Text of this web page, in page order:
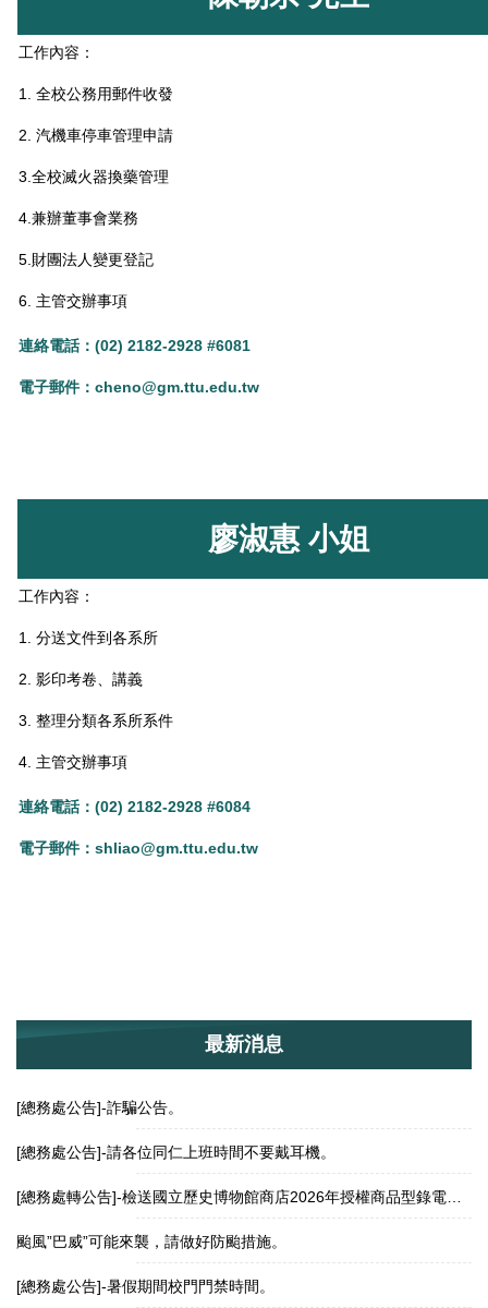
工作內容：
1. 全校公務用郵件收發
2. 汽機車停車管理申請
3.全校滅火器換藥管理
4.兼辦董事會業務
5.財團法人變更登記
6. 主管交辦事項
連絡電話：(02) 2182-2928 #6081
電子郵件 ： cheno@gm.ttu.edu.tw
廖淑惠 小姐
工作內容：
1. 分送文件到各系所
2. 影印考卷、講義
3. 整理分類各系所系件
4. 主管交辦事項
連絡電話：(02) 2182-2928 #6084
電子郵件 ： shliao@gm.ttu.edu.tw
最新消息
[總務處公告]-詐騙公告。
[總務處公告]-請各位同仁上班時間不要戴耳機。
颱風”巴威”可能來襲，請做好防颱措施。
[總務處公告]-暑假期間校門門禁時間。